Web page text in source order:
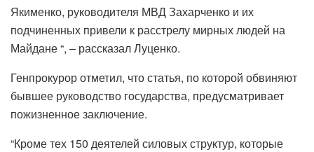
Якименко, руководителя МВД Захарченко и их
подчиненных привели к расстрелу мирных людей на
Майдане “, – рассказал Луценко.
Генпрокурор отметил, что статья, по которой обвиняют
бывшее руководство государства, предусматривает
пожизненное заключение.
“Кроме тех 150 деятелей силовых структур, которые